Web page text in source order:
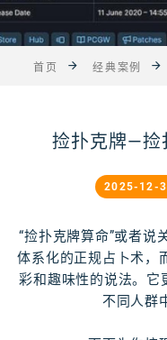
首页 经典案例
捡扑克牌—捡
2025-12-
“捡扑克牌算命”或者说
体系化的正规占卜术，
彩和趣味性的说法。它
不同人群